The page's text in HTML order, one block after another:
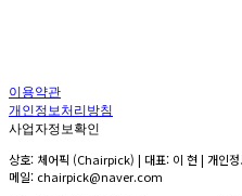
이용약관
개인정보처리방침
사업자정보확인
상호: 체어픽 (Chairpick) | 대표: 이 현 | 개인
메일: chairpick@naver.com